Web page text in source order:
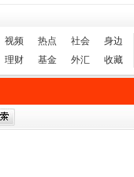
视频 热点 社会
身边
理财 基金 外汇 收藏